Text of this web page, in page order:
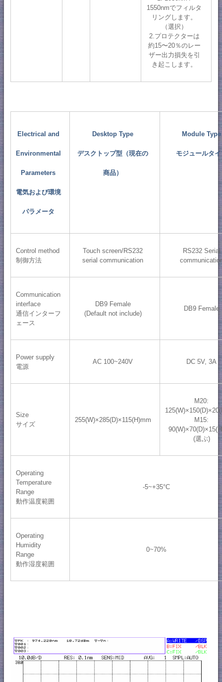
1550nmでフィルタ
リングします。
（選択）
2.プロテクターは
約15〜20％のレー
ザー出力損失を引
き起こします。
Electrical and
Environmental
Parameters
電気および環境
パラメータ
Desktop Type
デスクトップ型（現在の
商品）
Module Type
モジュールタ
Control method
制御方法
Touch screen/RS232
serial communication
RS232 Serial
Communication
interface
通信インターフ
ェース
DB9 Female
(Default not include)
DB9 Female
Power supply
電源
AC 100~240V DC 5V, 3A
Size
サイズ
255(W)×285(D)×115(H)mm
M20:
M15:
(選ぶ)
Operating
Temperature
Range
動作温度範囲
-5~+35°C
Operating
Humidity
Range
動作湿度範囲
0~70%